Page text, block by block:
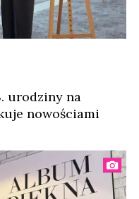
urodziny na
nowościami